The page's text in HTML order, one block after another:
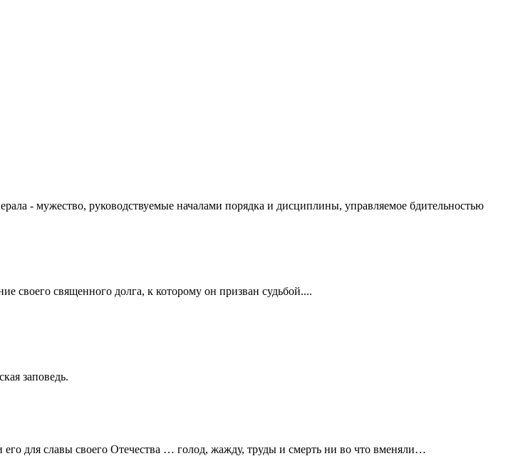
- мужество, руководствуемые началами порядка и дисциплины, управляемое бдительностью
своего священного долга, к которому он призван судьбой....
заповедь.
для славы своего Отечества … голод, жажду, труды и смерть ни во что вменяли…